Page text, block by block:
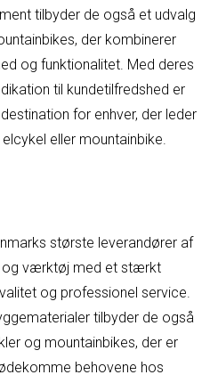
tilbyder de også et udvalg
der kombinerer
og funktionalitet. Med deres
til kundetilfredshed er
for enhver, der leder
eller mountainbike.
største leverandører af
og værktøj med et stærkt
og professionel service.
tilbyder de også
og mountainbikes, der er
behovene hos